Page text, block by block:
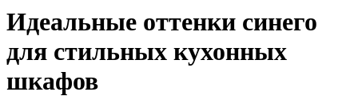
Идеальные оттенки синего
для стильных кухонных
шкафов